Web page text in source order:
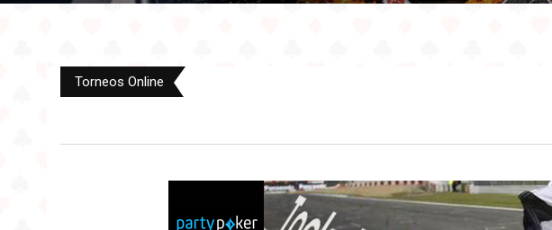
Torneos Online